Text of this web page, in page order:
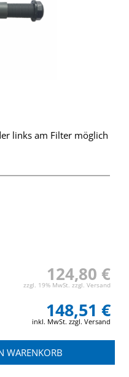
links am Filter möglich
124,80 €
zzgl. 19% MwSt. zzgl. Versand
148,51 €
inkl. MwSt. zzgl. Versand